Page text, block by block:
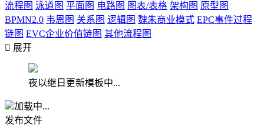
流程图 泳道图 平面图 电路图 图表/表格 架构图 原型图
BPMN2.0 韦恩图 关系图 逻辑图 魏朱商业模式 EPC事件过程
链图 EVC企业价值链图 其他流程图
 展开
夜以继日更新模板中...
加载中...
发布文件